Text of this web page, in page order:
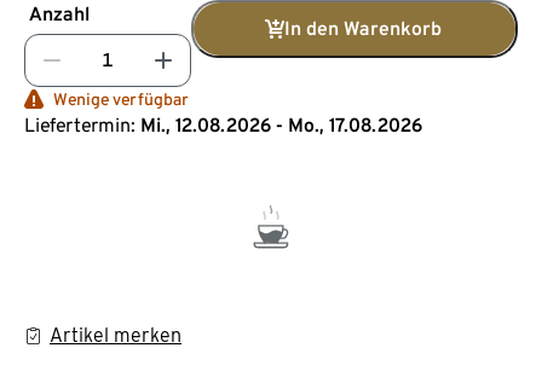
Anzahl
In den Warenkorb
Wenige verfügbar
Liefertermin: Mi., 12.08.2026 - Mo., 17.08.2026
Artikel merken